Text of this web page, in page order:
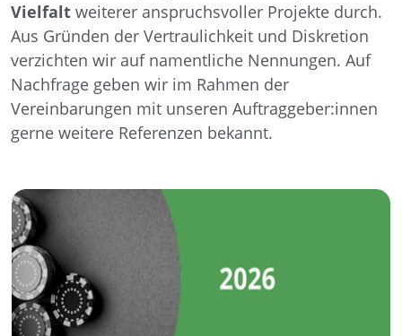
Vielfalt weiterer anspruchsvoller Projekte durch.
Aus Gründen der Vertraulichkeit und Diskretion
verzichten wir auf namentliche Nennungen. Auf
Nachfrage geben wir im Rahmen der
Vereinbarungen mit unseren Auftraggeber:innen
gerne weitere Referenzen bekannt.